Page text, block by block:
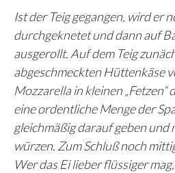
Ist der Teig gegangen, wird er
durchgeknetet und dann auf
ausgerollt. Auf dem Teig
abgeschmeckten Hüttenkäse
Mozzarella in kleinen
eine ordentliche Menge der
gleichmäßig darauf geben und
würzen. Zum Schluß noch
Wer das Ei lieber flüssiger